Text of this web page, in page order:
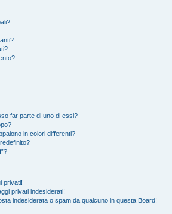
far parte di uno di essi?
in colori differenti?
privati!
privati indesiderati!
indesiderata o spam da qualcuno in questa Board!